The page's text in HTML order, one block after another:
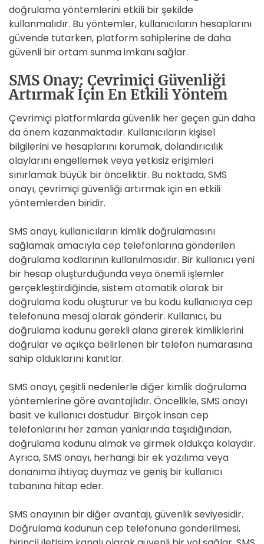
doğrulama yöntemlerini etkili bir şekilde
kullanmalıdır. Bu yöntemler, kullanıcıların hesaplarını
güvende tutarken, platform sahiplerine de daha
güvenli bir ortam sunma imkanı sağlar.
SMS Onay: Çevrimiçi Güvenliği
Artırmak İçin En Etkili Yöntem
Çevrimiçi platformlarda güvenlik her geçen gün daha
da önem kazanmaktadır. Kullanıcıların kişisel
bilgilerini ve hesaplarını korumak, dolandırıcılık
olaylarını engellemek veya yetkisiz erişimleri
sınırlamak büyük bir önceliktir. Bu noktada, SMS
onayı, çevrimiçi güvenliği artırmak için en etkili
yöntemlerden biridir.
SMS onayı, kullanıcıların kimlik doğrulamasını
sağlamak amacıyla cep telefonlarına gönderilen
doğrulama kodlarının kullanılmasıdır. Bir kullanıcı yeni
bir hesap oluşturduğunda veya önemli işlemler
gerçekleştirdiğinde, sistem otomatik olarak bir
doğrulama kodu oluşturur ve bu kodu kullanıcıya cep
telefonuna mesaj olarak gönderir. Kullanıcı, bu
doğrulama kodunu gerekli alana girerek kimliklerini
doğrular ve açıkça belirlenen bir telefon numarasına
sahip olduklarını kanıtlar.
SMS onayı, çeşitli nedenlerle diğer kimlik doğrulama
yöntemlerine göre avantajlıdır. Öncelikle, SMS onayı
basit ve kullanıcı dostudur. Birçok insan cep
telefonlarını her zaman yanlarında taşıdığından,
doğrulama kodunu almak ve girmek oldukça kolaydır.
Ayrıca, SMS onayı, herhangi bir ek yazılıma veya
donanıma ihtiyaç duymaz ve geniş bir kullanıcı
tabanına hitap eder.
SMS onayının bir diğer avantajı, güvenlik seviyesidir.
Doğrulama kodunun cep telefonuna gönderilmesi,